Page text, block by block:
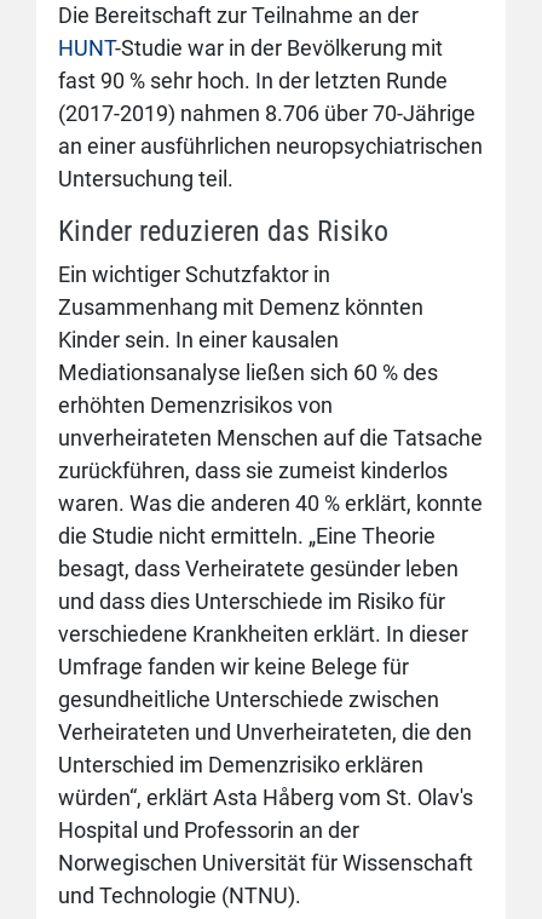
Die Bereitschaft zur Teilnahme an der
HUNT-Studie war in der Bevölkerung mit
fast 90 % sehr hoch. In der letzten Runde
(2017-2019) nahmen 8.706 über 70-Jährige
an einer ausführlichen neuropsychiatrischen
Untersuchung teil.
Kinder reduzieren das Risiko
Ein wichtiger Schutzfaktor in
Zusammenhang mit Demenz könnten
Kinder sein. In einer kausalen
Mediationsanalyse ließen sich 60 % des
erhöhten Demenzrisikos von
unverheirateten Menschen auf die Tatsache
zurückführen, dass sie zumeist kinderlos
waren. Was die anderen 40 % erklärt, konnte
die Studie nicht ermitteln. „Eine Theorie
besagt, dass Verheiratete gesünder leben
und dass dies Unterschiede im Risiko für
verschiedene Krankheiten erklärt. In dieser
Umfrage fanden wir keine Belege für
gesundheitliche Unterschiede zwischen
Verheirateten und Unverheirateten, die den
Unterschied im Demenzrisiko erklären
würden“, erklärt Asta Håberg vom St. Olav's
Hospital und Professorin an der
Norwegischen Universität für Wissenschaft
und Technologie (NTNU).